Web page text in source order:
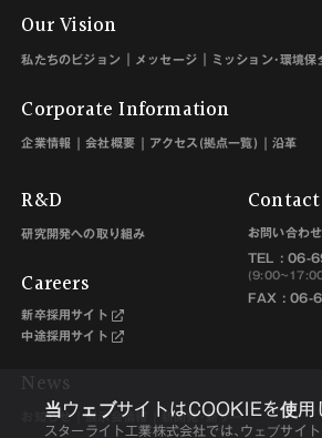
当ウェブサイトはCOOKIEを使用
スターライト工業株式会社では､ウェブサイ
Our Vision
私たちのビジョン メッセージ ミッション･環境保
Corporate Information
企業情報 会社概要 アクセス(拠点一覧) 沿革
R&D
研究開発への取り組み
Careers
新卒採用サイト
中途採用サイト
News
お知らせ 展示会情報 新開発･新サー
Contact
お問い合わせ
TEL :06-
FAX : 06-